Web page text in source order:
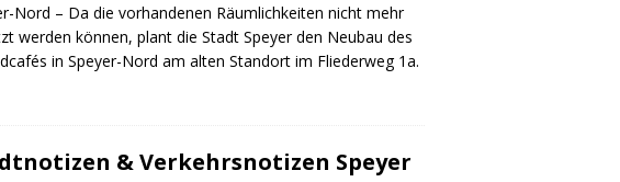
Nord – Da die vorhandenen Räumlichkeiten nicht mehr
werden können, plant die Stadt Speyer den Neubau des
in Speyer-Nord am alten Standort im Fliederweg 1a.
& Verkehrsnotizen Speyer